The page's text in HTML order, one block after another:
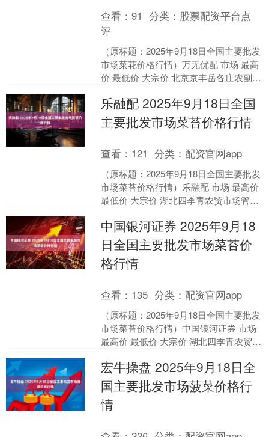
查看：91 分类： 股票配资平台点
评
（原标题：2025年9月18日全国主要批发
市场菜花价格行情）万无优配 市场 最高
价 最低价 大宗价 北京京丰岳各庄农副产
乐融配 2025年9月18日全国
主要批发市场菜苔价格行情
查看： 121 分类：配资官网app
（原标题：2025年9月18日全国主要批发
市场菜苔价格行情）乐融配 市场 最高价
最低价 大宗价 湖北四季青农贸市场管理
中国银河证券 2025年9月18
日全国主要批发市场菜苔价
格行情
查看： 135 分类：配资官网app
（原标题：2025年9月18日全国主要批发
市场菜苔价格行情）中国银河证券 市场
最高价 最低价 大宗价 湖北四季青农贸市
宏牛操盘 2025年9月18日全
国主要批发市场菠菜价格行
情